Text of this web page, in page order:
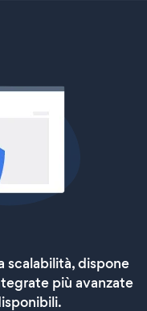
scalabilità, dispone
più avanzate